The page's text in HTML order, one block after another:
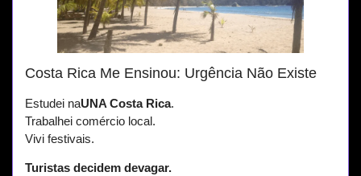
Costa Rica Me Ensinou: Urgência Não Existe
Estudei naUNA Costa Rica.
Trabalhei comércio local.
Vivi festivais.
Turistas decidem devagar.